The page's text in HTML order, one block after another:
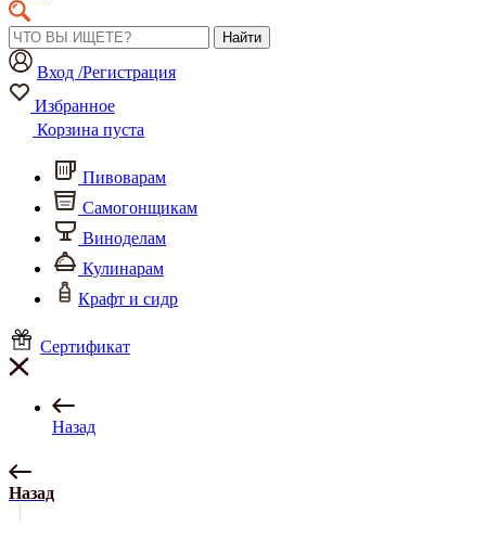
Найти
Вход /Регистрация
Избранное
Корзина пуста
Пивоварам
Самогонщикам
Виноделам
Кулинарам
Крафт и сидр
Сертификат
Назад
Назад